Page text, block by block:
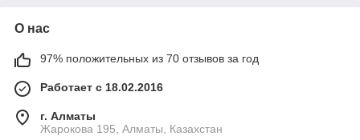
О нас
97% положительных из 70 отзывов за год
Работает с 18.02.2016
г. Алматы
Жарокова 195, Алматы, Казахстан